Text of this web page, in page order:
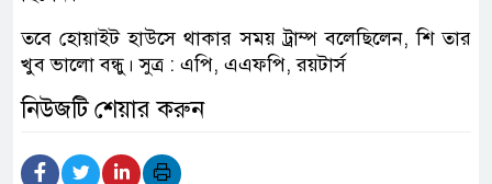
তবে হোয়াইট হাউসে থাকার সময় ট্রাম্প বলেছিলেন, শি তার
খুব ভালো বন্ধু। সুত্র : এপি, এএফপি, রয়টার্স
নিউজটি শেয়ার করুন